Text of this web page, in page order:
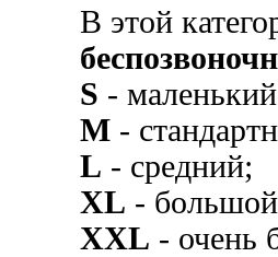
В этой
S -
M -
L - средний;
XL -
XXL - очень